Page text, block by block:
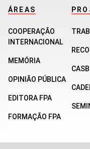
ÁREAS
COOPERAÇÃO
INTERNACIONAL
MEMÓRIA
OPINIÃO PÚBLICA
EDITORA FPA
FORMAÇÃO FPA
CASB